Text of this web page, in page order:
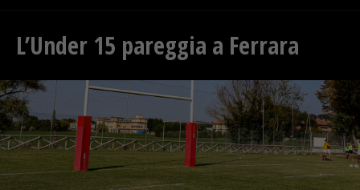
L’Under 15 pareggia a Ferrara